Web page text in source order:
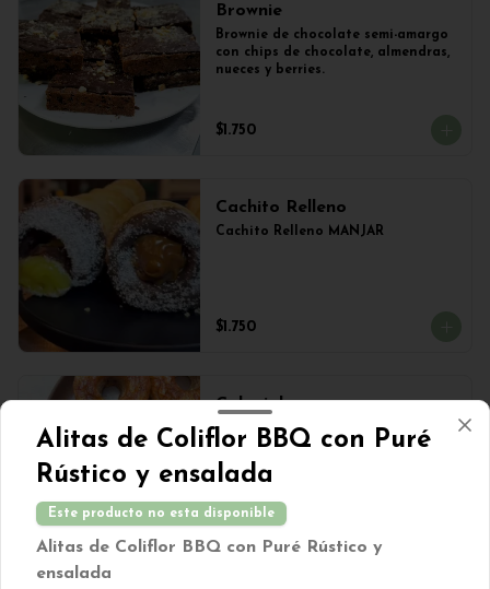
Brownie
Brownie de chocolate semi-amargo
con chips de chocolate, almendras,
nueces y berries.
$1.750
Cachito Relleno
Cachito Relleno MANJAR
$1.750
Colegiales
Colegiales con manzana
caramelizada
$1.250
Alitas de Coliflor BBQ con Puré
Rústico y ensalada
Este producto no esta disponible
Alitas de Coliflor BBQ con Puré Rústico y
ensalada